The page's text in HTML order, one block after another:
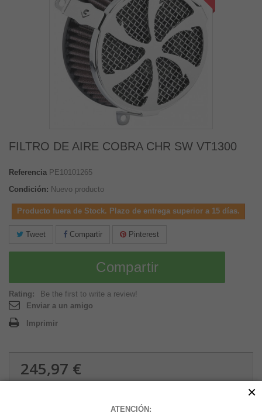
FILTRO DE AIRE COBRA CHR SW VT1300
Referencia PE10101265
Condición: Nuevo producto
Producto fuera de Stock. Plazo de entrega superior a 15 días.
Tweet Compartir Pinterest
Compartir
Rating:
Be the first to write a review!
Enviar a un amigo
Imprimir
245,97 €
ATENCIÓN:
×